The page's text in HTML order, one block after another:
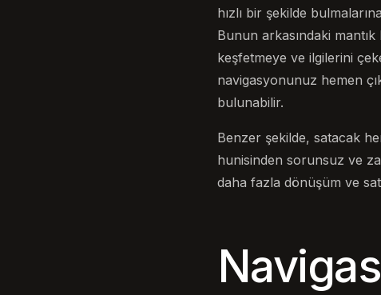
hızlı bir şekilde
Bunun arkasındaki
keşfetmeye ve ilgilerini
navigasyonunuz hemen
bulunabilir.
Benzer şekilde, satacak
hunisinden sorunsuz ve
daha fazla dönüşüm ve